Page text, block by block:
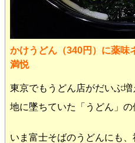
かけうどん（340円）に薬味
満悦
東京でもうどん店がだいぶ
地に墜ちていた「うどん」の
いま富士そばのうどんにも